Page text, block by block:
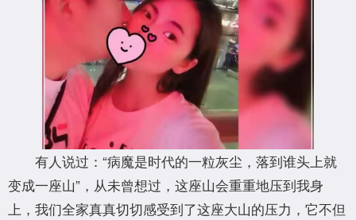
有人说过：“病魔是时代的一粒灰尘，落到谁头上就
变成一座山”，从未曾想过，这座山会重重地压到我身
上，我们全家真真切切感受到了这座大山的压力，它不但